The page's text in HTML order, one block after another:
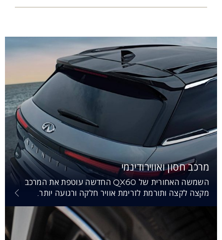
מרכב חסון ואווירודינמי
השמשה האחורית של QX60 החדשה עוטפת את המרכב
מקצה לקצה ותורמת לזרימת אוויר חלקה ורגועה יותר.